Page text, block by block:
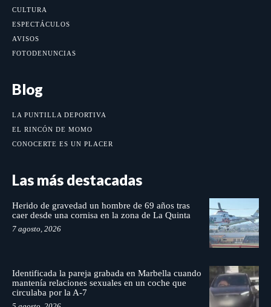
CULTURA
ESPECTÁCULOS
AVISOS
FOTODENUNCIAS
Blog
LA PUNTILLA DEPORTIVA
EL RINCÓN DE MOMO
CONOCERTE ES UN PLACER
Las más destacadas
Herido de gravedad un hombre de 69 años tras
caer desde una cornisa en la zona de La Quinta
7 agosto, 2026
Identificada la pareja grabada en Marbella cuando
mantenía relaciones sexuales en un coche que
circulaba por la A-7